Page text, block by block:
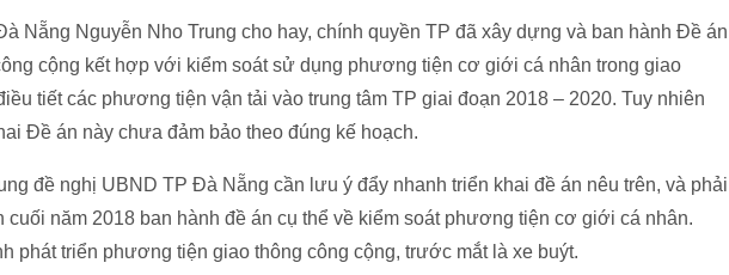
Nẵng Nguyễn Nho Trung cho hay, chính quyền TP đã xây dựng và ban hành Đề án
cộng kết hợp với kiểm soát sử dụng phương tiện cơ giới cá nhân trong giao
tiết các phương tiện vận tải vào trung tâm TP giai đoạn 2018 – 2020. Tuy nhiên
Đề án này chưa đảm bảo theo đúng kế hoạch.
đề nghị UBND TP Đà Nẵng cần lưu ý đẩy nhanh triển khai đề án nêu trên, và phải
cuối năm 2018 ban hành đề án cụ thể về kiểm soát phương tiện cơ giới cá nhân.
phát triển phương tiện giao thông công cộng, trước mắt là xe buýt.